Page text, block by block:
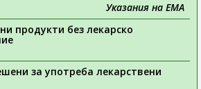
Указания на ЕМА
продукти без лекарско
за употреба лекарствени